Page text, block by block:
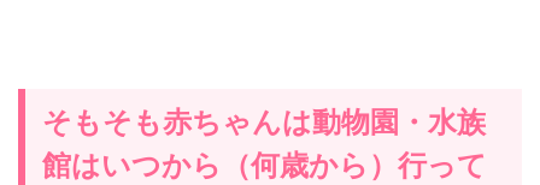
そもそも赤ちゃんは動物園・水族
館はいつから（何歳から）行って